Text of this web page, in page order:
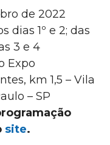
de 2022
dias 1º e 2; das
3 e 4
Expo
km 1,5 – Vila
– SP
site.